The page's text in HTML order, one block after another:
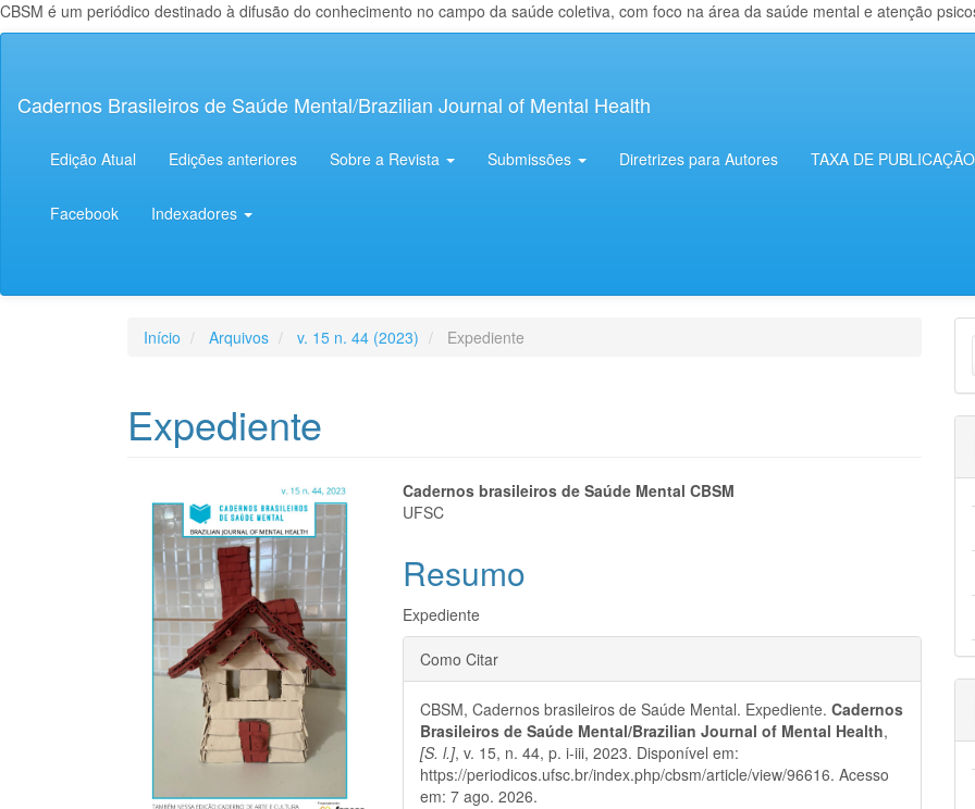
CBSM é um periódico destinado à difusão do conhecimento no campo da saúde coletiva, com foco na área da saúde mental e atenção
principal
Lateral
Cadernos Brasileiros de Saúde Mental/Brazilian Journal of Mental Health
Edição Atual Edições anteriores Sobre a Revista Submissões Diretrizes para Autores TAXA DE PUBLICAÇÃO
Facebook Indexadores
Início Arquivos v. 15 n. 44 (2023) Expediente
Expediente
Barra
lateral
de
artigos
Conteúdo
artigo
principal
Cadernos brasileiros de Saúde Mental CBSM
UFSC
Resumo
Expediente
Detalhes
do
artigo
Como Citar
CBSM, Cadernos brasileiros de Saúde Mental. Expediente.Cadernos
Brasileiros de Saúde Mental/Brazilian Journal of Mental Health,
[S. l.], v. 15, n. 44, p. i-iii, 2023. Disponível em:
https://periodicos.ufsc.br/index.php/cbsm/article/view/96616. Acesso
em: 7 ago. 2026.